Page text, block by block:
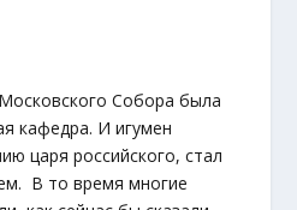
Собора была
кафедра. И игумен
царя российского, стал
В то время многие